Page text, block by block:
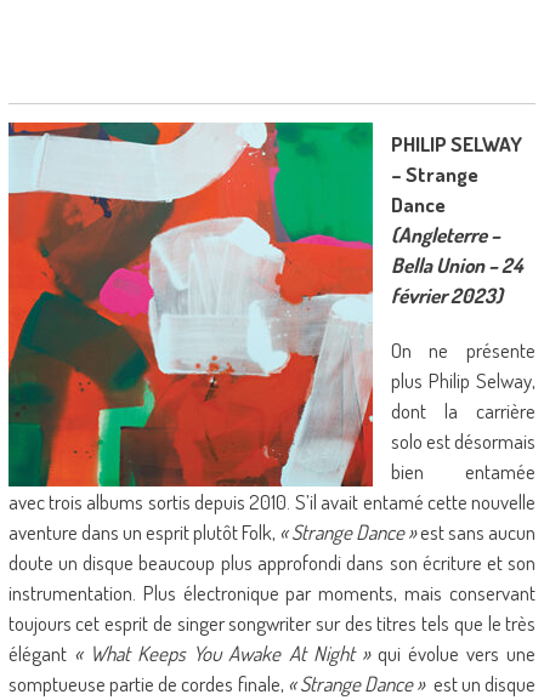
PHILIP SELWAY
– Strange
Dance
(Angleterre –
Bella Union – 24
février 2023)
On ne présente
plus Philip Selway,
dont la carrière
solo est désormais
bien entamée
avec trois albums sortis depuis 2010. S’il avait entamé cette nouvelle
aventure dans un esprit plutôt Folk, « Strange Dance »est sans aucun
doute un disque beaucoup plus approfondi dans son écriture et son
instrumentation. Plus électronique par moments, mais conservant
toujours cet esprit de singer songwriter sur des titres tels que le très
élégant « What Keeps You Awake At Night »qui évolue vers une
somptueuse partie de cordes finale, « Strange Dance »est un disque